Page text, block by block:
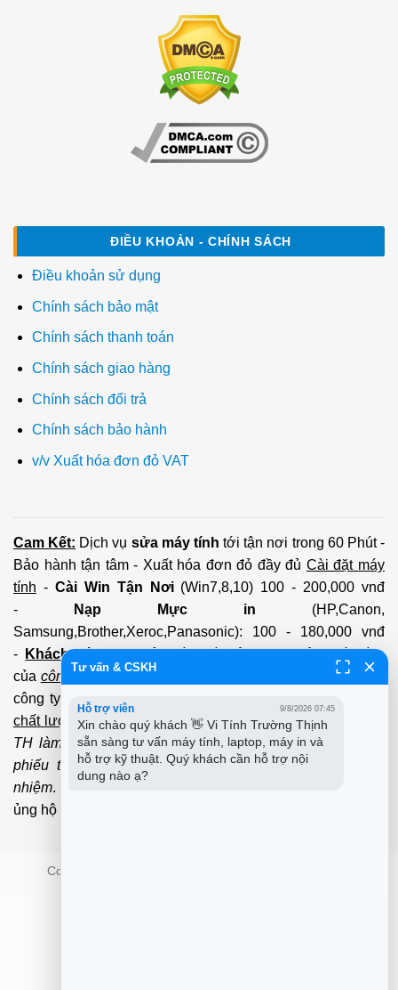
ĐIỀU KHOẢN - CHÍNH SÁCH
Điều khoản sử dụng
Chính sách bảo mật
Chính sách thanh toán
Chính sách giao hàng
Chính sách đổi trả
Chính sách bảo hành
v/v Xuất hóa đơn đỏ VAT
Cam Kết: Dịch vụ sửa máy tính tới tận nơi trong 60 Phút -
Bảo hành tận tâm - Xuất hóa đơn đỏ đầy đủ Cài đặt máy
tính - Cài Win Tận Nơi(Win7,8,10) 100 - 200,000 vnđ
-
Nạp Mực in
(HP,Canon,
Samsung,Brother,Xeroc,Panasonic): 100 - 180,000 vnđ
-
Khách hàng lưu ý:Các số điện thoại trên mới làm
của công ty PCI.Mọi giao dịch vui lòng liên hệ về tổng đài
công ty không liên hệ và làm việc với cá nhân đảm bảo
chất lượng dịch vụvàbảo hành nhanh uy tín.Mọi Trường
TH làm việc với cá nhân không qua tổng đài, không có
phiếu thu của công tychúng tôi xin được miễn trách
nhiệm. Trân trọng cảm ơn quý Kh đã và đang tin tưởng
ủng hộ
Copyright 2026 ©
Tư vấn & CSKH
Hỗ trợ viên 9/8/2026 07:45
Xin chào quý khách 👋 Vi Tính Trường Thịnh
sẵn sàng tư vấn máy tính, laptop, máy in và
hỗ trợ kỹ thuật. Quý khách cần hỗ trợ nội
dung nào ạ?